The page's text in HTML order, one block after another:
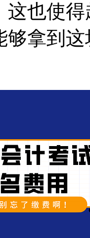
这也使
够拿到